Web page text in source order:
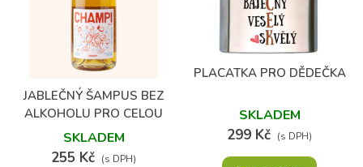
JABLEČNÝ ŠAMPUS BEZ
ALKOHOLU PRO CELOU
RODINU
SKLADEM
255 Kč (s DPH)
PLACATKA PRO DĚDEČKA
SKLADEM
299 Kč (s DPH)